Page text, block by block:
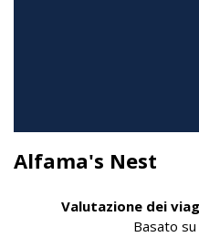
Alfama's Nest
Valutazione dei
Basato su